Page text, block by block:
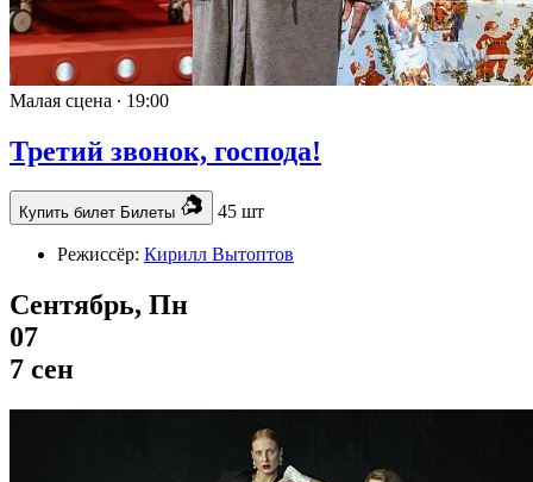
Малая сцена ∙ 19:00
Третий звонок, господа!
Купить билет Билеты 45 шт
Режиссёр: Кирилл Вытоптов
Сентябрь, Пн
07
7 сен